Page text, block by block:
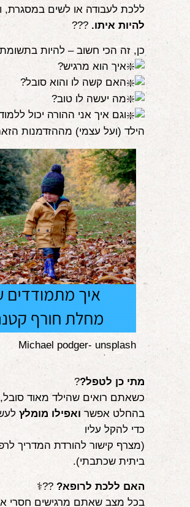
ללכת לעבודה או לשים במסגרת, ו
להיות איתו. ?‍?‍?
כן, זה הכי חשוב – להיות
איך הוא מרגיש?
האם קשה לו והוא סובל?
מה יעשה לו טוב?
וגם איך אני ההורה יכול
הילד (ועל עצמי) מההזדמנות
Michael podger- unsplash
מתי כן לטפל??
כשאתם רואים שהילד מאוד סובל,
בהחלט אפשר ואפילו מומלץ
כדי להקל עליו
(מצרף קישור להורדת המדריך
ביתית שכתבתי).
האם ללכת לרופא? ??‍⚕️
בכל מצב שאתם מרגישים חסרי